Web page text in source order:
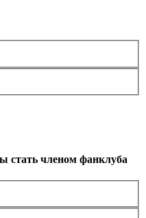
стать членом фанклуба